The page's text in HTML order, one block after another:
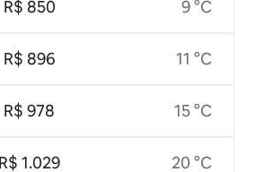
R$ 850
R$ 896
R$ 978
R$ 1.029
9 °C
11 °C
15 °C
20 °C